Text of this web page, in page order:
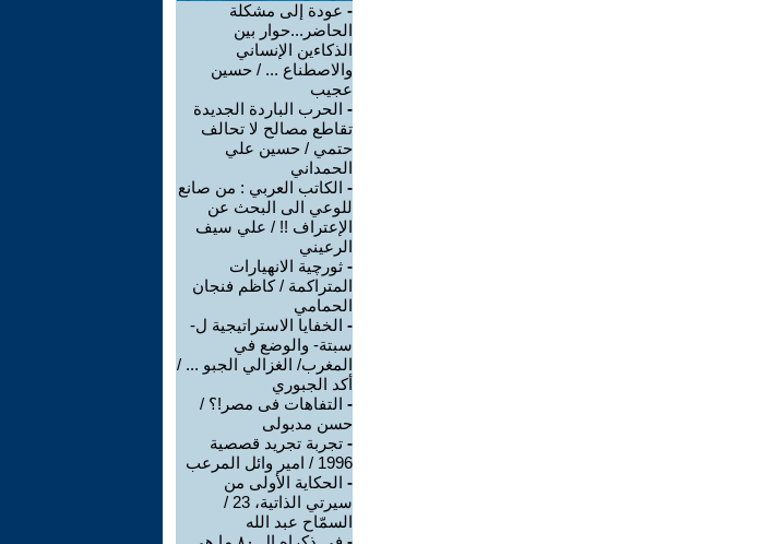
- عودة إلى مشكلة
الحاضر...حوار بين
الذكاءين الإنساني
والاصطناع ... / حسين
عجيب
- الحرب الباردة الجديدة
تقاطع مصالح لا تحالف
حتمي / حسين علي
الحمداني
- الكاتب العربي : من صانع
للوعي الى البحث عن
الإعتراف !! / علي سيف
الرعيني
- ثورچية الانهيارات
المتراكمة / كاظم فنجان
الحمامي
- الخفايا الاستراتيجية ل-
سبتة- والوضع في
المغرب/ الغزالي الجبو ... /
أكد الجبوري
- التفاهات فى مصر!؟ /
حسن مدبولى
- تجربة تجريد قصصية
1996 / امير وائل المرعب
- الحكاية الأولى من
سيرتي الذاتية، 23 /
السمّاح عبد الله